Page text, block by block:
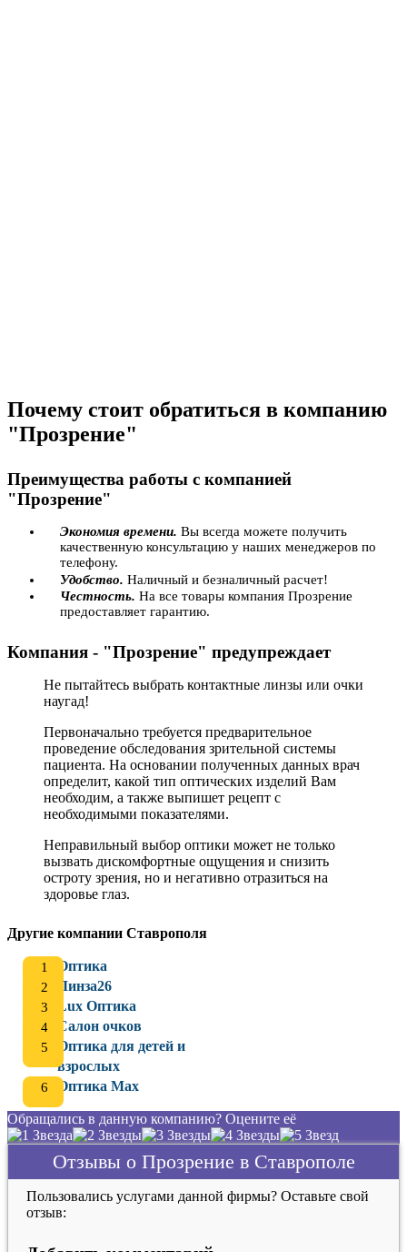
Почему стоит обратиться в компанию
"Прозрение"
Преимущества работы с компанией
"Прозрение"
Экономия времени. Вы всегда можете получить
качественную консультацию у наших менеджеров по
телефону.
Удобство. Наличный и безналичный расчет!
Честность. На все товары компания Прозрение
предоставляет гарантию.
Компания - "Прозрение" предупреждает
Не пытайтесь выбрать контактные линзы или очки
наугад!
Первоначально требуется предварительное
проведение обследования зрительной системы
пациента. На основании полученных данных врач
определит, какой тип оптических изделий Вам
необходим, а также выпишет рецепт с
необходимыми показателями.
Неправильный выбор оптики может не только
вызвать дискомфортные ощущения и снизить
остроту зрения, но и негативно отразиться на
здоровье глаз.
Другие компании Ставрополя
Оптика
Линза26
Lux Оптика
Салон очков
Оптика для детей и
взрослых
Оптика Мах
Обращались в данную компанию? Оцените её
Отзывы о Прозрение в Ставрополе
Пользовались услугами данной фирмы? Оставьте свой
отзыв: